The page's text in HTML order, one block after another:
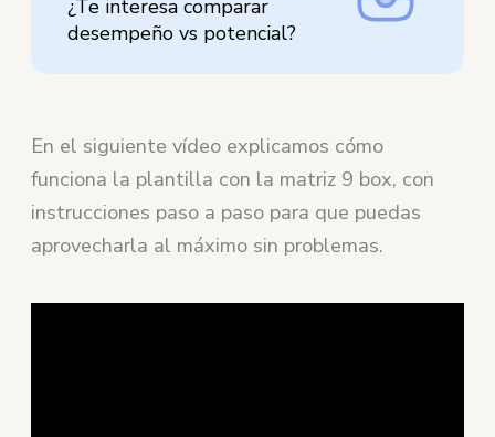
¿Te interesa comparar
desempeño vs potencial?
En el siguiente vídeo explicamos cómo
funciona la plantilla con la matriz 9 box, con
instrucciones paso a paso para que puedas
aprovecharla al máximo sin problemas.